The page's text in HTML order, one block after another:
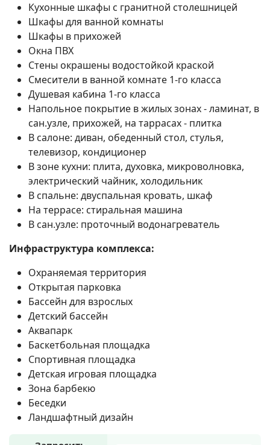
Кухонные шкафы с гранитной столешницей
Шкафы для ванной комнаты
Шкафы в прихожей
Окна ПВХ
Стены окрашены водостойкой краской
Смесители в ванной комнате 1-го класса
Душевая кабина 1-го класса
Напольное покрытие в жилых зонах - ламинат, в
сан.узле, прихожей, на таррасах - плитка
В салоне: диван, обеденный стол, стулья,
телевизор, кондиционер
В зоне кухни: плита, духовка, микроволновка,
электрический чайник, холодильник
В спальне: двуспальная кровать, шкаф
На террасе: стиральная машина
В сан.узле: проточный водонагреватель
Инфраструктура комплекса:
Охраняемая территория
Открытая парковка
Бассейн для взрослых
Детский бассейн
Аквапарк
Баскетбольная площадка
Спортивная площадка
Детская игровая площадка
Зона барбекю
Беседки
Ландшафтный дизайн